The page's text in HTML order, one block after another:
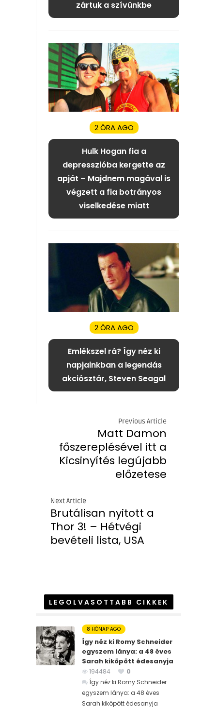
zártuk a szívünkbe
2 ÓRA AGO
Hulk Hogan fia a
depresszióba kergette az
apját – Majdnem magával is
végzett a fia botrányos
viselkedése miatt
2 ÓRA AGO
Emlékszel rá? Így néz ki
napjainkban a legendás
akciósztár, Steven Seagal
Previous Article
Matt Damon
főszereplésével itt a
Kicsinyítés legújabb
előzetese
Next Article
Brutálisan nyitott a
Thor 3! – Hétvégi
bevételi lista, USA
LEGOLVASOTTABB CIKKEK
8 HÓNAP AGO
Így néz ki Romy Schneider
egyszem lánya: a 48 éves
Sarah kiköpött édesanyja
194484
0
Így néz ki Romy Schneider
egyszem lánya: a 48 éves
Sarah kiköpött édesanyja